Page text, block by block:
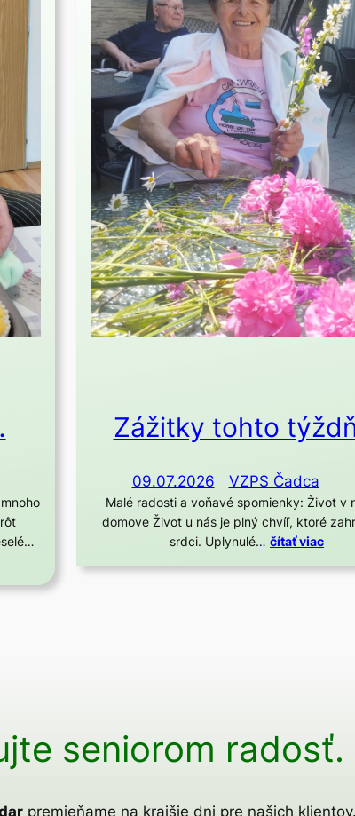
Zážitky tohto
09.07.2026 VZPS Čadca
Malé radosti a voňavé spomienky: Život v
domove Život u nás je plný chvíľ, ktoré
srdci. Uplynulé… čítať viac
seniorom radosť.
premieňame na krajšie dni pre našich klientov.